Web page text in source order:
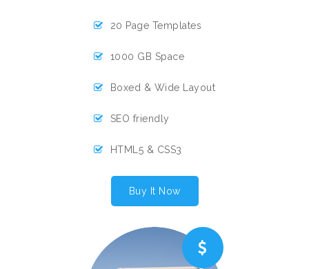
20 Page Templates
1000 GB Space
Boxed & Wide Layout
SEO friendly
HTML5 & CSS3
Buy It Now